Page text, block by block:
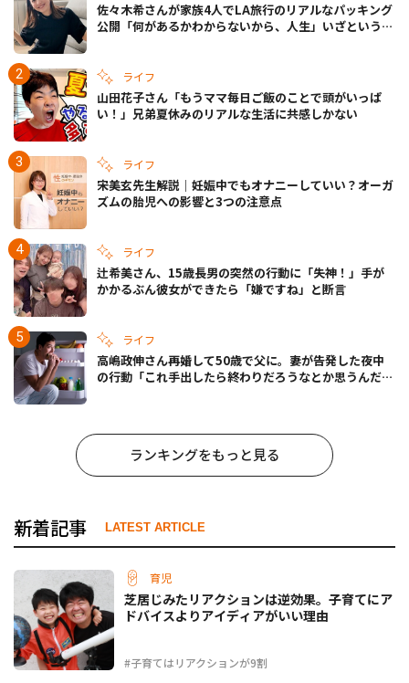
佐々木希さんが家族4人でLA旅行のリアルなパッキング
公開「何があるかわからないから、人生」いざというと
ライフ
山田花子さん「もうママ毎日ご飯のことで頭がいっぱ
い！」兄弟夏休みのリアルな生活に共感しかない
ライフ
宋美玄先生解説｜妊娠中でもオナニーしていい？オーガ
ズムの胎児への影響と3つの注意点
ライフ
辻希美さん、15歳長男の突然の行動に「失神！」手が
かかるぶん彼女ができたら「嫌ですね」と断言
ライフ
高嶋政伸さん再婚して50歳で父に。妻が告発した夜中
の行動「これ手出したら終わりだろうなとか思うんだけ
ランキングをもっと見る
新着記事 LATEST ARTICLE
育児
#子育てはリアクションが9割
芝居じみたリアクションは逆効果。子育てにア
ドバイスよりアイディアがいい理由